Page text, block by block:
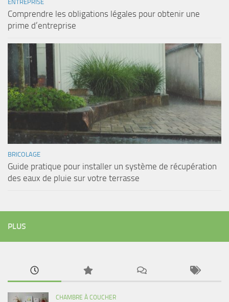
ENTREPRISE
Comprendre les obligations légales pour obtenir une
prime d’entreprise
BRICOLAGE
Guide pratique pour installer un système de récupération
des eaux de pluie sur votre terrasse
PLUS
CHAMBRE À COUCHER